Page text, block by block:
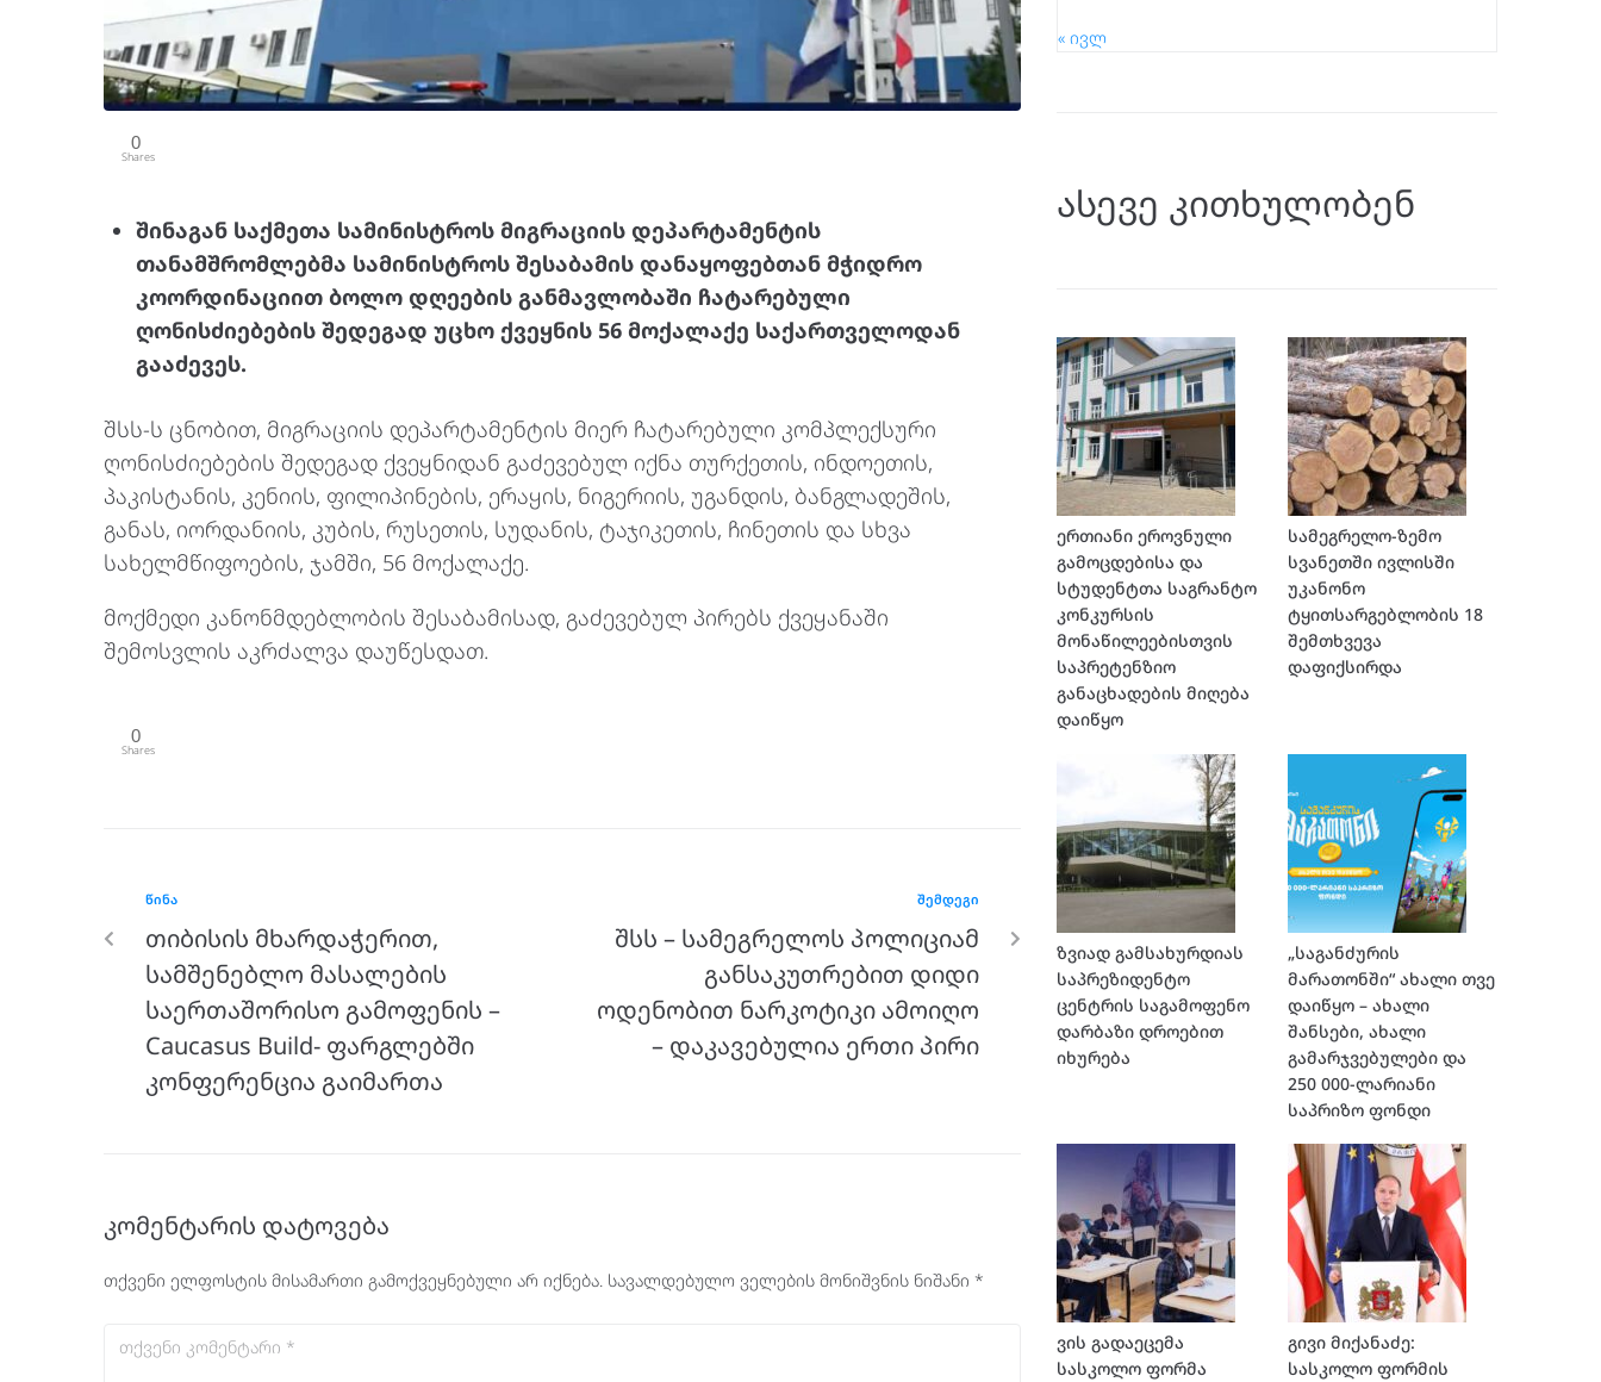
0
Shares
შინაგან საქმეთა სამინისტროს მიგრაციის დეპარტამენტის
თანამშრომლებმა სამინისტროს შესაბამის დანაყოფებთან მჭიდრო
კოორდინაციით ბოლო დღეების განმავლობაში ჩატარებული
ღონისძიებების შედეგად უცხო ქვეყნის 56 მოქალაქე საქართველოდან
გააძევეს.
შსს-ს ცნობით, მიგრაციის დეპარტამენტის მიერ ჩატარებული კომპლექსური
ღონისძიებების შედეგად ქვეყნიდან გაძევებულ იქნა თურქეთის, ინდოეთის,
პაკისტანის, კენიის, ფილიპინების, ერაყის, ნიგერიის, უგანდის, ბანგლადეშის,
განას, იორდანიის, კუბის, რუსეთის, სუდანის, ტაჯიკეთის, ჩინეთის და სხვა
სახელმწიფოების, ჯამში, 56 მოქალაქე.
მოქმედი კანონმდებლობის შესაბამისად, გაძევებულ პირებს ქვეყანაში
შემოსვლის აკრძალვა დაუწესდათ.
0
Shares
ᲬᲘᲜᲐ
თიბისის მხარდაჭერით,
სამშენებლო მასალების
საერთაშორისო გამოფენის –
Caucasus Build- ფარგლებში
კონფერენცია გაიმართა
ᲨᲔᲛᲓᲔᲒᲘ
შსს – სამეგრელოს პოლიციამ
განსაკუთრებით დიდი
ოდენობით ნარკოტიკი ამოიღო
– დაკავებულია ერთი პირი
კომენტარის დატოვება
თქვენი ელფოსტის მისამართი გამოქვეყნებული არ იქნება. სავალდებულო ველების მონიშვნის ნიშანი *
« ივლ
ასევე კითხულობენ
ერთიანი ეროვნული
გამოცდებისა და
სტუდენტთა საგრანტო
კონკურსის
მონაწილეებისთვის
საპრეტენზიო
განაცხადების მიღება
დაიწყო
სამეგრელო-ზემო
სვანეთში ივლისში
უკანონო
ტყითსარგებლობის 18
შემთხვევა
დაფიქსირდა
ზვიად გამსახურდიას
საპრეზიდენტო
ცენტრის საგამოფენო
დარბაზი დროებით
იხურება
„საგანძურის
მარათონში“ ახალი თვე
დაიწყო – ახალი
შანსები, ახალი
გამარჯვებულები და
250 000-ლარიანი
საპრიზო ფონდი
ვის გადაეცემა
სასკოლო ფორმა
გივი მიქანაძე:
სასკოლო ფორმის